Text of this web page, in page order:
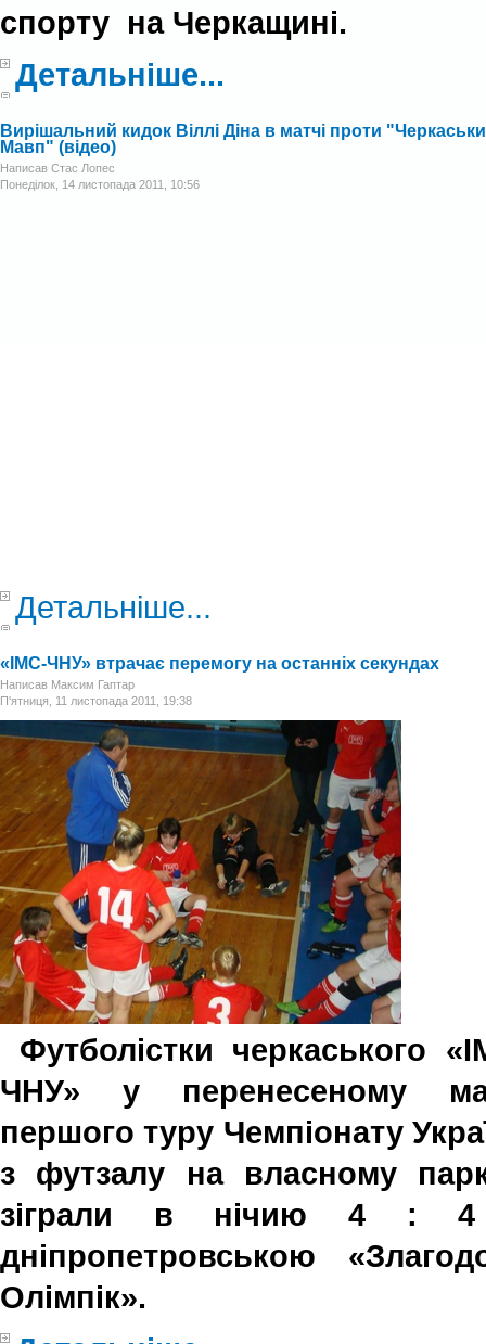
спорту на Черкащині.
Детальніше...
Вирішальний кидок Віллі Діна в матчі проти
Мавп" (відео)
Написав Стас Лопес
Понеділок, 14 листопада 2011, 10:56
Детальніше...
«ІМС-ЧНУ» втрачає перемогу на останніх секундах
Написав Максим Гаптар
П'ятниця, 11 листопада 2011, 19:38
Футболістки черкаського
ЧНУ» у перенесеному
першого туру Чемпіонату
з футзалу на власному
зіграли в нічию 4 :
дніпропетровською
Олімпік».